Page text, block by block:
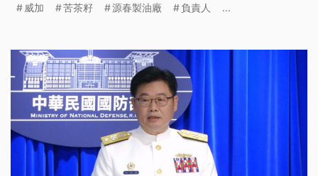
威加 苦茶籽 源春製油廠 負責人 ...